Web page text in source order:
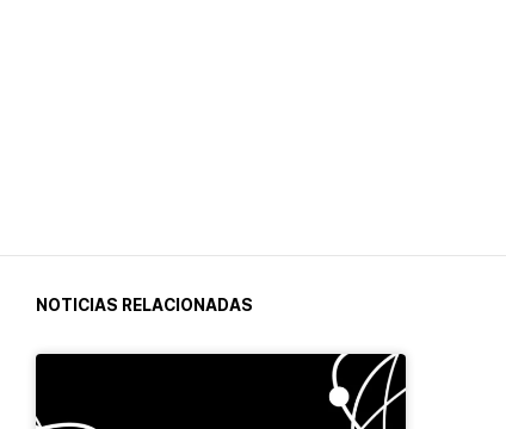
NOTICIAS RELACIONADAS